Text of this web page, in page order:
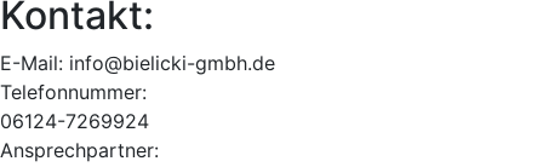
Kontakt:
E-Mail: info@bielicki-gmbh.de
Telefonnummer:
06124-7269924
Ansprechpartner: